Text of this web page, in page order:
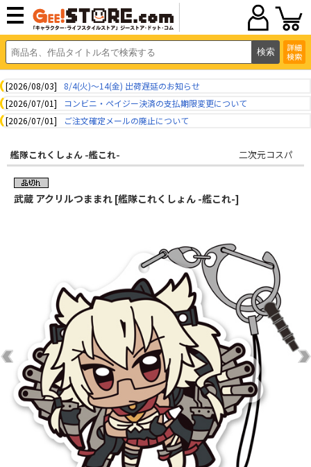
詳細
検索
[2026/08/03]
8/4(火)～14(金) 出荷遅延のお知らせ
[2026/07/01]
コンビニ・ペイジー決済の支払期限変更について
[2026/07/01]
ご注文確定メールの廃止について
艦隊これくしょん -艦これ- 二次元コスパ
武蔵 アクリルつままれ [艦隊これくしょん -艦これ-]